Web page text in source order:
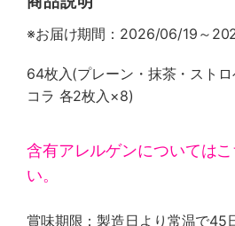
※お届け期間：2026/06/19～
64枚入(プレーン・抹茶・スト
コラ 各2枚入×8)
含有アレルゲンについては
い。
賞味期限：製造日より常温で45